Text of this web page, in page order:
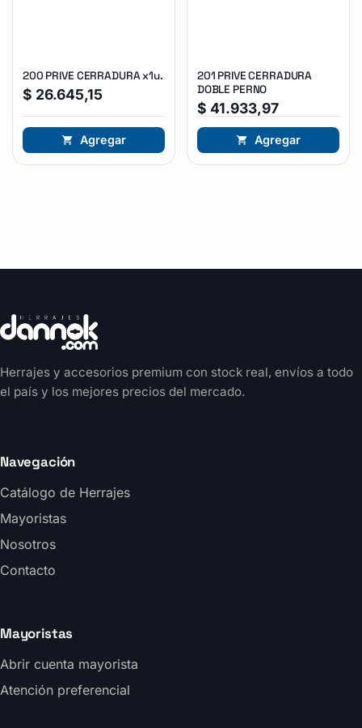
200 PRIVE CERRADURA x1u.
$ 26.645,15
Agregar
201 PRIVE CERRADURA
DOBLE PERNO
$ 41.933,97
Agregar
Herrajes y accesorios premium con stock real, envíos a todo
el país y los mejores precios del mercado.
Navegación
Catálogo de Herrajes
Mayoristas
Nosotros
Contacto
Mayoristas
Abrir cuenta mayorista
Atención preferencial